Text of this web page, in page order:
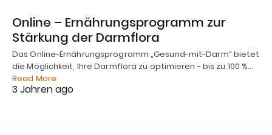
Online – Ernährungsprogramm zur
Stärkung der Darmflora
Das Online-Ernährungsprogramm „Gesund-mit-Darm“ bietet
die Möglichkeit, Ihre Darmflora zu optimieren - bis zu 100 %…
Read More
3 Jahren ago